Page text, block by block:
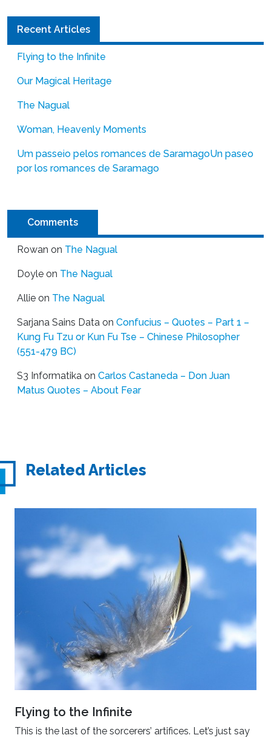
Recent Articles
Flying to the Infinite
Our Magical Heritage
The Nagual
Woman, Heavenly Moments
Um passeio pelos romances de SaramagoUn paseo
por los romances de Saramago
Comments
Rowan on The Nagual
Doyle on The Nagual
Allie on The Nagual
Sarjana Sains Data on Confucius – Quotes – Part 1 –
Kung Fu Tzu or Kun Fu Tse – Chinese Philosopher
(551-479 BC)
S3 Informatika on Carlos Castaneda – Don Juan
Matus Quotes – About Fear
Related Articles
Flying to the Infinite
This is the last of the sorcerers’ artifices. Let’s just say